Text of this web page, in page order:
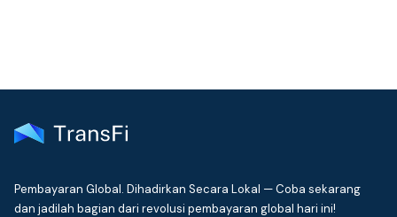
Pembayaran Global. Dihadirkan Secara Lokal — Coba sekarang
dan jadilah bagian dari revolusi pembayaran global hari ini!